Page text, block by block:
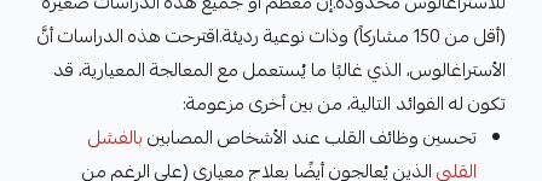
(أقل من 150 مشاركاً) وذات نوعية رديئة.اقترحت هذه الدراسات أنَّ
الأستراغالوس، الذي غالبًا ما يُستعمل مع المعالجة المعيارية، قد
تكون له الفوائد التالية، من بين أخرى مزعومة:
تحسين وظائف القلب عند الأشخاص المصابينبالفشل
القلبيالذين يُعالجون أيضًا بعلاج معياري (على الرغم من